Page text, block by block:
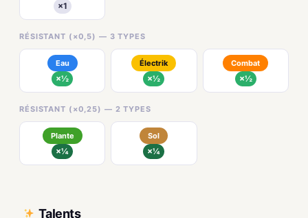
×1
RÉSISTANT (×0,5) — 3 TYPES
Eau
×½
Électrik
×½
Combat
×½
RÉSISTANT (×0,25) — 2 TYPES
Plante
×¼
Sol
×¼
Talents